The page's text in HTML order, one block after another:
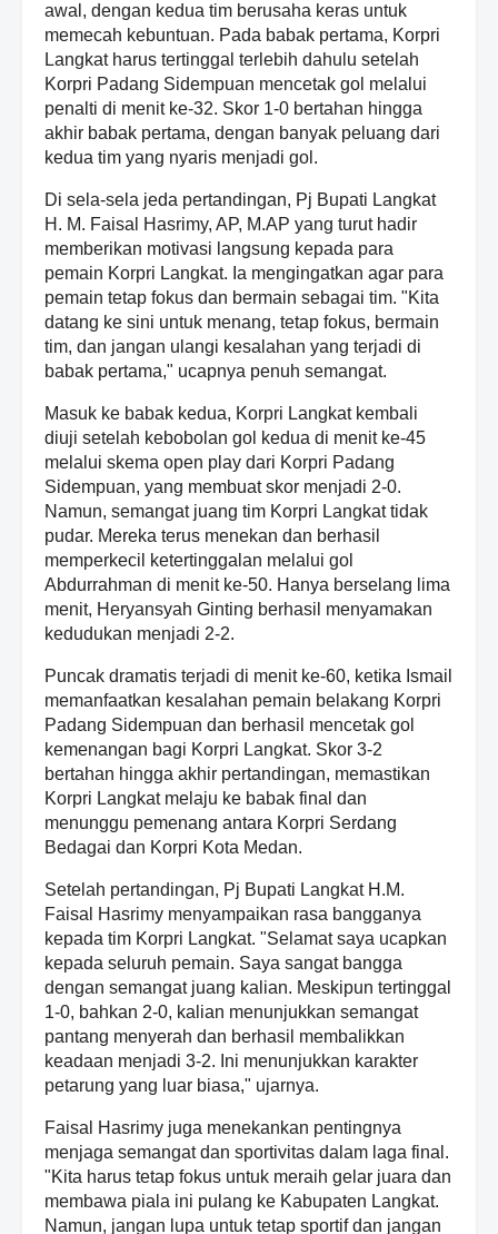
awal, dengan kedua tim berusaha keras untuk
memecah kebuntuan. Pada babak pertama, Korpri
Langkat harus tertinggal terlebih dahulu setelah
Korpri Padang Sidempuan mencetak gol melalui
penalti di menit ke-32. Skor 1-0 bertahan hingga
akhir babak pertama, dengan banyak peluang dari
kedua tim yang nyaris menjadi gol.
Di sela-sela jeda pertandingan, Pj Bupati Langkat
H. M. Faisal Hasrimy, AP, M.AP yang turut hadir
memberikan motivasi langsung kepada para
pemain Korpri Langkat. Ia mengingatkan agar para
pemain tetap fokus dan bermain sebagai tim. "Kita
datang ke sini untuk menang, tetap fokus, bermain
tim, dan jangan ulangi kesalahan yang terjadi di
babak pertama," ucapnya penuh semangat.
Masuk ke babak kedua, Korpri Langkat kembali
diuji setelah kebobolan gol kedua di menit ke-45
melalui skema open play dari Korpri Padang
Sidempuan, yang membuat skor menjadi 2-0.
Namun, semangat juang tim Korpri Langkat tidak
pudar. Mereka terus menekan dan berhasil
memperkecil ketertinggalan melalui gol
Abdurrahman di menit ke-50. Hanya berselang lima
menit, Heryansyah Ginting berhasil menyamakan
kedudukan menjadi 2-2.
Puncak dramatis terjadi di menit ke-60, ketika Ismail
memanfaatkan kesalahan pemain belakang Korpri
Padang Sidempuan dan berhasil mencetak gol
kemenangan bagi Korpri Langkat. Skor 3-2
bertahan hingga akhir pertandingan, memastikan
Korpri Langkat melaju ke babak final dan
menunggu pemenang antara Korpri Serdang
Bedagai dan Korpri Kota Medan.
Setelah pertandingan, Pj Bupati Langkat H.M.
Faisal Hasrimy menyampaikan rasa bangganya
kepada tim Korpri Langkat. "Selamat saya ucapkan
kepada seluruh pemain. Saya sangat bangga
dengan semangat juang kalian. Meskipun tertinggal
1-0, bahkan 2-0, kalian menunjukkan semangat
pantang menyerah dan berhasil membalikkan
keadaan menjadi 3-2. Ini menunjukkan karakter
petarung yang luar biasa," ujarnya.
Faisal Hasrimy juga menekankan pentingnya
menjaga semangat dan sportivitas dalam laga final.
"Kita harus tetap fokus untuk meraih gelar juara dan
membawa piala ini pulang ke Kabupaten Langkat.
Namun, jangan lupa untuk tetap sportif dan jangan